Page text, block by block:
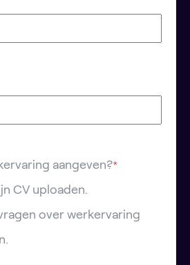
aangeven?*
CV uploaden.
over werkervaring